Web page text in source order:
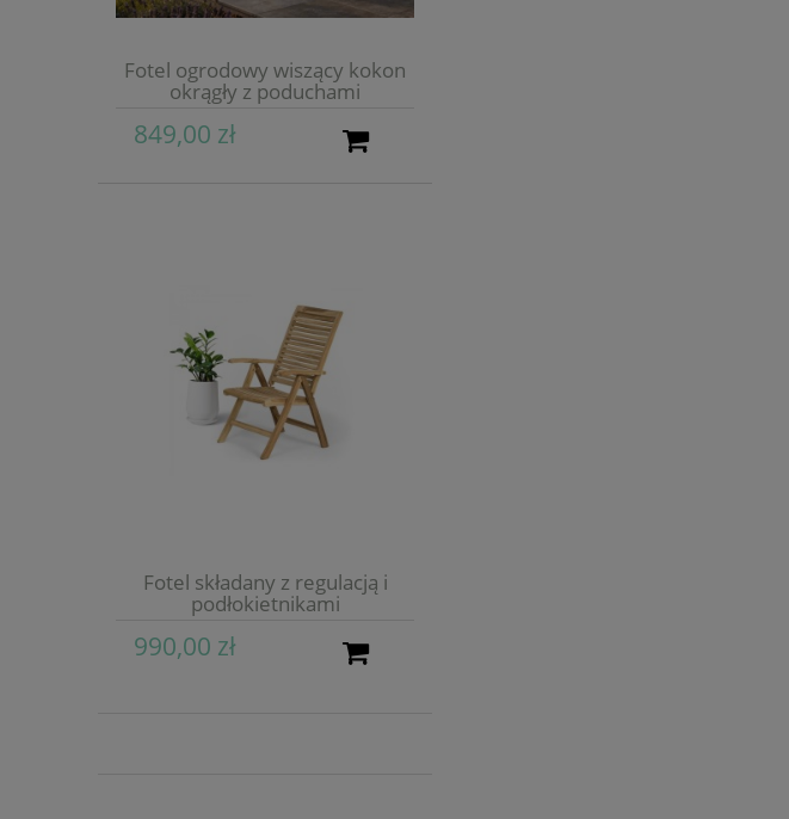
Fotel ogrodowy wiszący kokon
okrągły z poduchami
849,00 zł
Fotel składany z regulacją i
podłokietnikami
990,00 zł